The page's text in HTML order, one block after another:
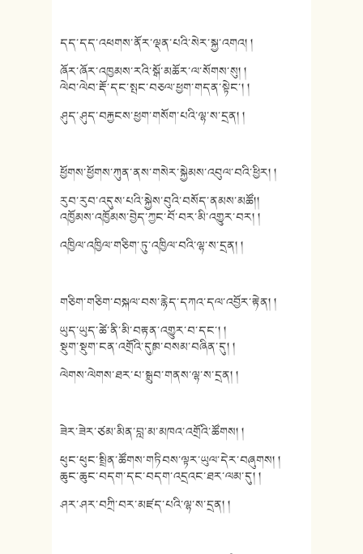
དད་དད་འཕགས་ནོར་ལྡན་པའི་སེར་སྐྱ་འགའ། །
ཞོར་ཞོར་འཁྱམས་རའི་སྒོ་མཆོར་ལ་སོགས་སུ། །
ལེབ་ལེབ་རྡོ་དང་སྤང་བཅལ་ཕྱག་གདན་སྟེང་། །
ཤུད་ཤུད་བརྐྱངས་ཕྱག་གསོག་པའི་ལྷ་ས་དྲན། །
ཕྱོགས་ཕྱོགས་ཀུན་ནས་གསེར་སྐྱེམས་འབུལ་བའི་ཕྱིར། །
རུབ་རུབ་འདུས་པའི་སྐྱེས་བུའི་བསོད་ནམས་མཚོ།།
འཁྱོམས་འཁྱོམས་བྱེད་ཀྱང་བོ་བར་མི་འགྱུར་བར། །
འཁྱིལ་འཁྱིལ་གཅིག་ཏུ་འཁྱིལ་བའི་ལྷ་ས་དྲན། །
གཅིག་གཅིག་བསྐལ་བས་རྙེད་དཀའ་དལ་འབྱོར་རྟེན། །
ཡུད་ཡུད་ཚེ་ནི་མི་བརྟན་འགྱུར་བ་དང་། །
སྡུག་སྡུག་ངན་འགྲོའི་དུཿཁ་བསམ་བཞིན་དུ། །
ལེགས་ལེགས་ཐར་པ་སྒྲུབ་གནས་ལྷ་ས་དྲན། །
ཟེར་ཟེར་ཙམ་མིན་བླ་མ་མཁའ་འགྲོའི་ཚོགས། །
ཕུང་ཕུང་སྤྲིན་ཚོགས་གཏིབས་ལྟར་ཡུལ་དེར་བཞུགས། །
ཆུང་ཆུང་བདག་དང་བདག་འདྲའང་ཐར་ལམ་དུ། །
ཤར་ཤར་བཀྲི་བར་མཛད་པའི་ལྷ་ས་དྲན། །